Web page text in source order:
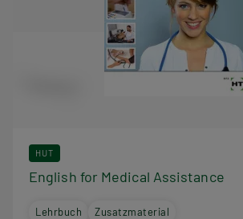
HUT
English for Medical Assistance
Lehrbuch Zusatzmaterial